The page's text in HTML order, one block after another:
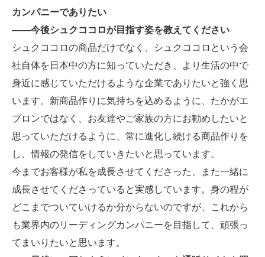
カンパニーでありたい
――今後シュクココロが目指す姿を教えてください
シュクココロの商品だけでなく、シュクココロという会
社自体を日本中の方に知っていただき、より生活の中で
身近に感じていただけるような企業でありたいと強く思
います。新商品作りに気持ちを込めるように、たかがエ
プロンではなく、お友達やご家族の方にお勧めしたいと
思っていただけるように、常に進化し続ける商品作りを
し、情報の発信をしていきたいと思っています。
今までお客様が私を成長させてくださった、また一緒に
成長させてくださっていると実感しています。身の程が
どこまでついていけるか分からないのですが、これから
も業界内のリーディングカンパニーを目指して、頑張っ
てまいりたいと思います。